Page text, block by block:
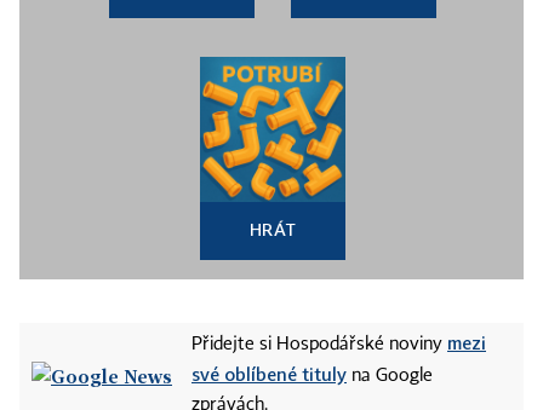
HRÁT
Přidejte si Hospodářské noviny mezi
své oblíbené tituly na Google
zprávách.